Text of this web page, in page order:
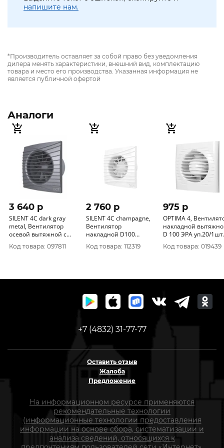
напишите нам.
*Производитель оставляет за собой право без уведомления
дилера менять характеристики, внешний вид, комплектацию
товара и место его производства. Указанная информация не
является публичной офертой
Аналоги
3 640 p
SILENT 4C dark gray
metal, Вентилятор
осевой вытяжной с
обратным клапаном D
100 уп.16/1шт.
Код товара: 097811
2 760 p
SILENT 4C champagne,
Вентилятор
накладной D100
обр.клапан DICITI
уп.16/1шт.
Код товара: 112319
975 p
OPTIMA 4, Вентилятор
накладной
D 100 ЭРА уп.20/1шт.
Код товара: 019439
+7 (4832) 31-77-77
Оставить отзыв
Жалоба
Предложение
На информационном ресурсе применяются
рекомендательные технологии
(информационные технологии предоставления
информации на основе сбора, систематизации и
анализа сведений, относящихся к